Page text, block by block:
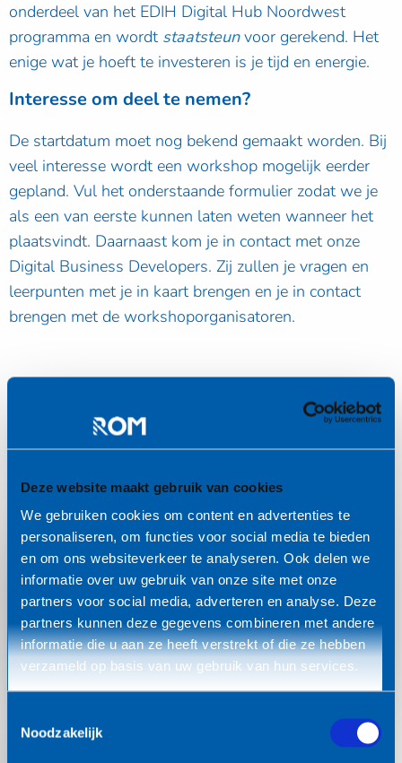
Deze website maakt gebruik van cookies
We gebruiken cookies om content en advertenties te
personaliseren, om functies voor social media te bieden
en om ons websiteverkeer te analyseren. Ook delen we
informatie over uw gebruik van onze site met onze
partners voor social media, adverteren en analyse. Deze
partners kunnen deze gegevens combineren met andere
informatie die u aan ze heeft verstrekt of die ze hebben
verzameld op basis van uw gebruik van hun services.
Noodzakelijk
onderdeel van het EDIH Digital Hub Noordwest
programma en wordt staatsteunvoor gerekend. Het
enige wat je hoeft te investeren is je tijd en energie.
Interesse om deel te nemen?
De startdatum moet nog bekend gemaakt worden. Bij
veel interesse wordt een workshop mogelijk eerder
gepland. Vul het onderstaande formulier zodat we je
als een van eerste kunnen laten weten wanneer het
plaatsvindt. Daarnaast kom je in contact met onze
Digital Business Developers. Zij zullen je vragen en
leerpunten met je in kaart brengen en je in contact
brengen met de workshoporganisatoren.
Partners betrokken bij het organiseren
Hogeschool van
Amsterdam
Lees
meer
EDIH Digital Hub
Noordwest
Lees
meer